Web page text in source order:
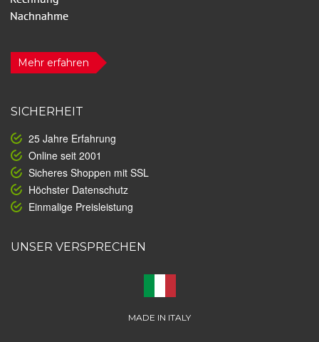
Mehr erfahren
SICHERHEIT
25 Jahre Erfahrung
Online seit 2001
Sicheres Shoppen mit SSL
Höchster Datenschutz
Einmalige Preisleistung
UNSER VERSPRECHEN
MADE IN ITALY